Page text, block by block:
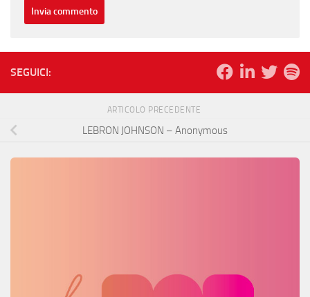
SEGUICI:
ARTICOLO PRECEDENTE
LEBRON JOHNSON – Anonymous